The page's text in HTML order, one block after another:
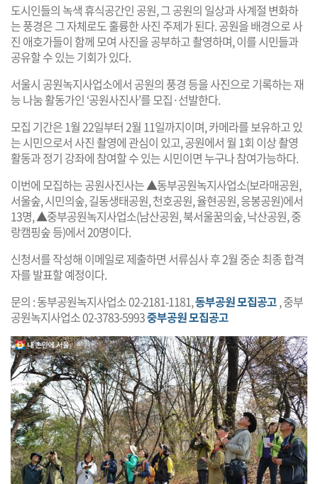
도시인들의 녹색 휴식공간인 공원, 그 공원의 일상과 사계절 변화하
는 풍경은 그 자체로도 훌륭한 사진 주제가 된다. 공원을 배경으로 사
진 애호가들이 함께 모여 사진을 공부하고 촬영하며, 이를 시민들과
공유할 수 있는 기회가 있다.
서울시 공원녹지사업소에서 공원의 풍경 등을 사진으로 기록하는 재
능 나눔 활동가인 ‘공원사진사’를 모집·선발한다.
모집 기간은 1월 22일부터 2월 11일까지이며, 카메라를 보유하고 있
는 시민으로서 사진 촬영에 관심이 있고, 공원에서 월 1회 이상 촬영
활동과 정기 강좌에 참여할 수 있는 시민이면 누구나 참여가능하다.
이번에 모집하는 공원사진사는 ▲동부공원녹지사업소(보라매공원,
서울숲, 시민의숲, 길동생태공원, 천호공원, 율현공원, 응봉공원)에서
13명, ▲중부공원녹지사업소(남산공원, 북서울꿈의숲, 낙산공원, 중
랑캠핑숲 등)에서 20명이다.
신청서를 작성해 이메일로 제출하면 서류심사 후 2월 중순 최종 합격
자를 발표할 예정이다.
문의 : 동부공원녹지사업소 02-2181-1181,동부공원 모집공고, 중부
공원녹지사업소 02-3783-5993중부공원 모집공고